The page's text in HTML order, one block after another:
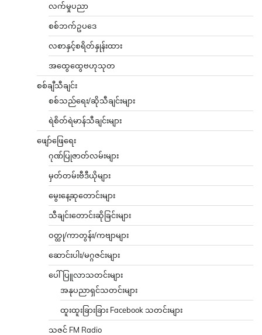
လက်မှုပညာ
စစ်ဘက်ဥပဒေ
လစာနှင့်စရိတ်နှုန်းထား
အထွေထွေဗဟုသုတ
စစ်ချီသီချင်း
စစ်သည်ရေး/ဆိုသီချင်းများ
ရဲစိတ်ရဲမာန်သီချင်းများ
ဖျော်ဖြေရေး
ဂုဏ်ပြုဇာတ်လမ်းများ
မှတ်တမ်းဗီဒီယိုများ
မွေးနေ့ဆုတောင်းများ
သီချင်းတောင်းဆိုခြင်းများ
ဝတ္ထု/ကာတွန်း/ကဗျာများ
ဆောင်းပါး/မဂ္ဂဇင်းများ
ပေါ်ပြူလာသတင်းများ
အနုပညာရှင်သတင်းများ
ထူးထူးခြားခြား Facebook သတင်းများ
သဇင် FM Radio